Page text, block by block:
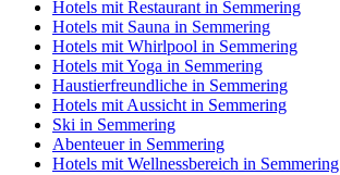
Hotels mit Restaurant in Semmering
Hotels mit Sauna in Semmering
Hotels mit Whirlpool in Semmering
Hotels mit Yoga in Semmering
Haustierfreundliche in Semmering
Hotels mit Aussicht in Semmering
Ski in Semmering
Abenteuer in Semmering
Hotels mit Wellnessbereich in Semmering